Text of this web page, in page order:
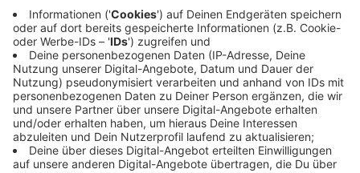
übernehmen wollen, gibt es viele. Zum Beispiel den
demografischen Wandel, also die Änderung der
Bevölkerung in der Gesellschaft und die unsichere
wirtschaftliche Zukunft. Außerdem gibt es zu wenig
Frauen in der Unternehmensnachfolge. Das liege daran,
dass die Rahmenbedingungen nicht stimmen würden,
so die Sprecherin. Geschlechtervorurteile müssten
abgebaut und die Vereinbarkeit von Selbstständigkeit
und Familie gewährleistet werden.